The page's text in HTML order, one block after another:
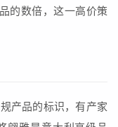
的数倍，这一高价策
产品的标识，有产家